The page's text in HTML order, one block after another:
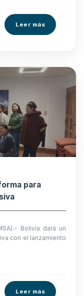
Leer más
para
Bolivia dará un
con el lanzamiento
Leer más